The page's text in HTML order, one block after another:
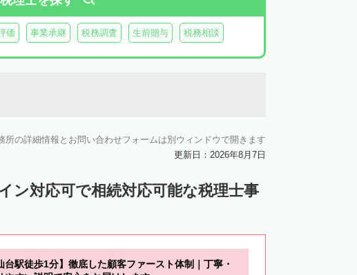
価 事業承継 税務調査 生前贈与 税務相談
所の詳細情報とお問い合わせフォームは別ウィンドウで開きます
更新日：2026年8月7日
ン対応可で相続対応可能な税理士事
台駅徒歩1分】徹底した顧客ファースト体制｜丁寧・